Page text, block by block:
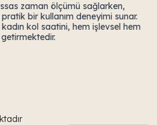
zaman ölçümü sağlarken,
pratik bir kullanım deneyimi sunar.
kol saatini, hem işlevsel hem